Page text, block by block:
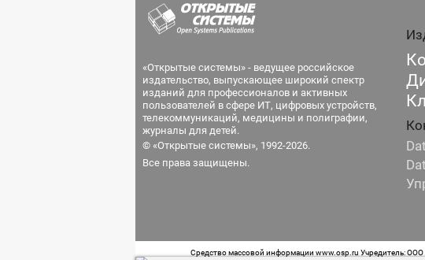
«Открытые системы» - ведущее российское
издательство, выпускающее широкий спектр
изданий для профессионалов и активных
пользователей в сфере ИТ, цифровых устройств,
телекоммуникаций, медицины и полиграфии,
журналы для детей.
© «Открытые системы», 1992-2026.
Все права защищены.
Средство массовой информации www.osp.ru Учредитель: